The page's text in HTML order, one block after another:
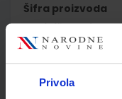
Privola
Šifra proizvoda
Jedinična mjera
Nakladnik
Autor